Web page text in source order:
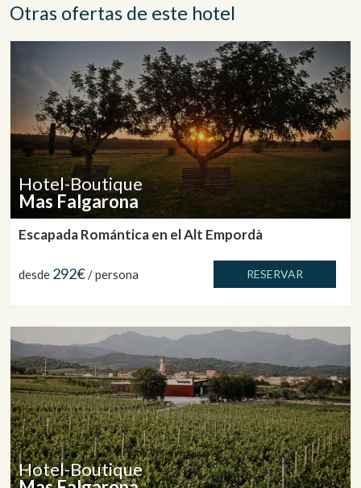
Otras ofertas de este hotel
Hotel-Boutique
Mas Falgarona
Escapada Romántica en el Alt Empordà
desde 292€/ persona RESERVAR
Hotel-Boutique